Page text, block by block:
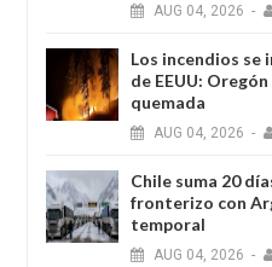
AUG 04, 2026 -
Los incendios se
de EEUU:
quemada
AUG 04, 2026 -
Chile suma 20
fronterizo con
temporal
AUG 04, 2026 -